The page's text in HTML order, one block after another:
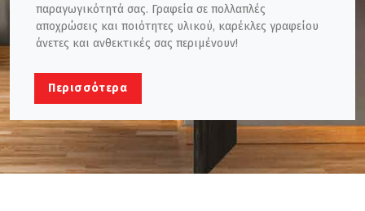
παραγωγικότητά σας. Γραφεία σε πολλαπλές
αποχρώσεις και ποιότητες υλικού, καρέκλες γραφείου
άνετες και ανθεκτικές σας περιμένουν!
Περισσότερα